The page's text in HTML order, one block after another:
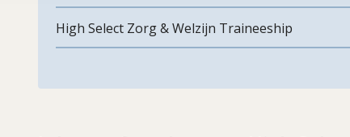
High Select Zorg & Welzijn Traineeship